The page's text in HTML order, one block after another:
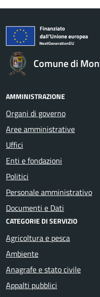
Comune di
AMMINISTRAZIONE
Organi di governo
Aree amministrative
Uffici
Enti e fondazioni
Politici
Personale amministrativo
Documenti e Dati
CATEGORIE DI SERVIZIO
Agricoltura e pesca
Ambiente
Anagrafe e stato civile
Appalti pubblici